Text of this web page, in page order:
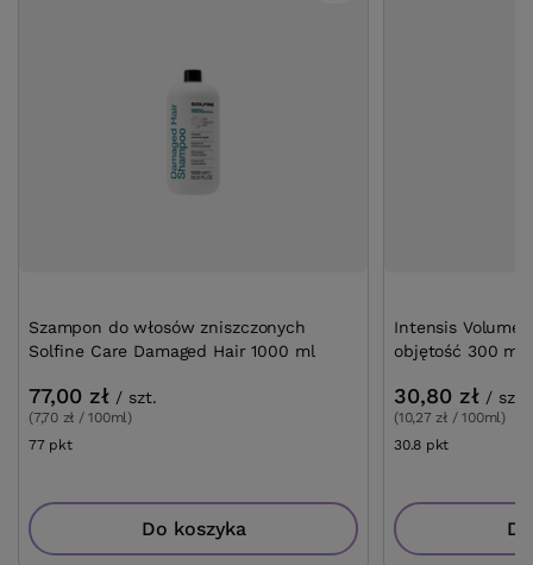
Szampon do włosów zniszczonych
Solfine Care Damaged Hair 1000 ml
77,00 zł / szt.
(7,70 zł / 100ml)
77 pktpunktów
Do koszyka
Intensis Volume
objętość 300 ml
30,80 zł / szt.
(10,27 zł / 100ml)
30.8 pkt